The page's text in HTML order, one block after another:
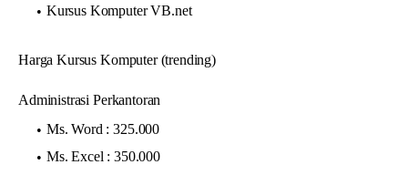
Kursus Komputer VB.net
Harga Kursus Komputer (trending)
Administrasi Perkantoran
Ms. Word : 325.000
Ms. Excel : 350.000